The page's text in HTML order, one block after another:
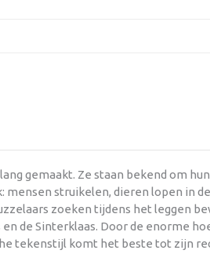
gemaakt. Ze staan bekend om
struikelen, dieren lopen in
zoeken tijdens het leggen
de Sinterklaas. Door de enorme
tekenstijl komt het beste tot zijn